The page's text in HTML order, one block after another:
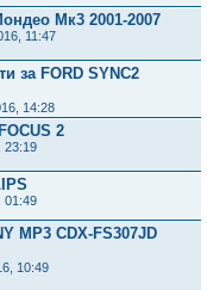
Мк3 2001-2007
11:47
за FORD SYNC2
14:28
2
23:19
01:49
MP3 CDX-FS307JD
10:49